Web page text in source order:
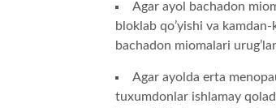
Agar ayol bachadon
bloklab qo’yishi va
bachadon miomalari
Agar ayolda erta
tuxumdonlar ishlamay